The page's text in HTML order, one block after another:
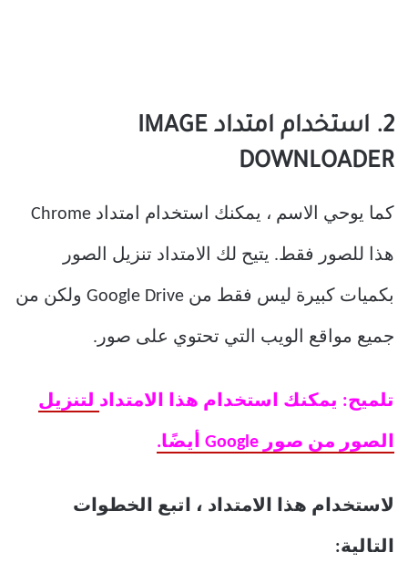
2. استخدام امتداد IMAGE
DOWNLOADER
كما يوحي الاسم ، يمكنك استخدام امتداد Chrome
هذا للصور فقط. يتيح لك الامتداد تنزيل الصور
بكميات كبيرة ليس فقط من Google Drive ولكن من
جميع مواقع الويب التي تحتوي على صور.
تلميح: يمكنك استخدام هذا الامتداد لتنزيل
الصور من صور Google أيضًا.
لاستخدام هذا الامتداد ، اتبع الخطوات
التالية: